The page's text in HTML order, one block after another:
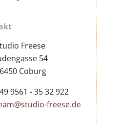
Freese
54
Coburg
9561 - 35 32 922
freese.de